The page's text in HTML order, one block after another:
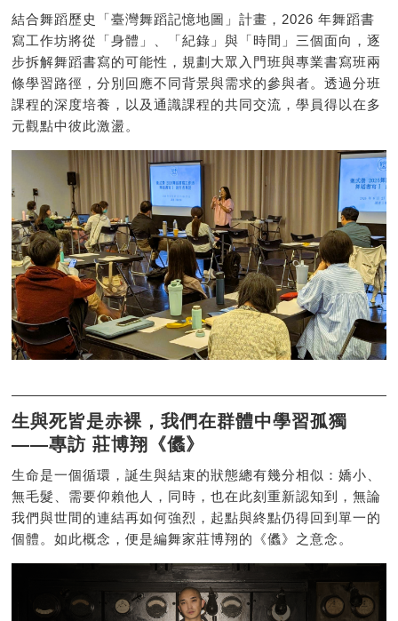
結合舞蹈歷史「臺灣舞蹈記憶地圖」計畫，2026 年舞蹈書
寫工作坊將從「身體」、「紀錄」與「時間」三個面向，逐
步拆解舞蹈書寫的可能性，規劃大眾入門班與專業書寫班兩
條學習路徑，分別回應不同背景與需求的參與者。透過分班
課程的深度培養，以及通識課程的共同交流，學員得以在多
元觀點中彼此激盪。
生與死皆是赤裸，我們在群體中學習孤獨
——專訪 莊博翔《㒩》
生命是一個循環，誕生與結束的狀態總有幾分相似：嬌小、
無毛髮、需要仰賴他人，同時，也在此刻重新認知到，無論
我們與世間的連結再如何強烈，起點與終點仍得回到單一的
個體。如此概念，便是編舞家莊博翔的《㒩》之意念。